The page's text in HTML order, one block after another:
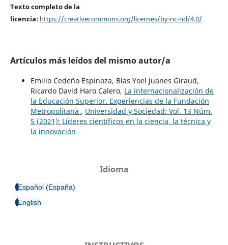
Texto completo de la
licencia: https://creativecommons.org/licenses/by-nc-nd/4.0/
Artículos más leídos del mismo autor/a
Emilio Cedeño Espinoza, Blas Yoel Juanes Giraud,
Ricardo David Haro Calero, La internacionalización de
la Educación Superior. Experiencias de la Fundación
Metropolitana , Universidad y Sociedad: Vol. 13 Núm.
5 (2021): Líderes científicos en la ciencia, la técnica y
la innovación
Idioma
Español (España)
English